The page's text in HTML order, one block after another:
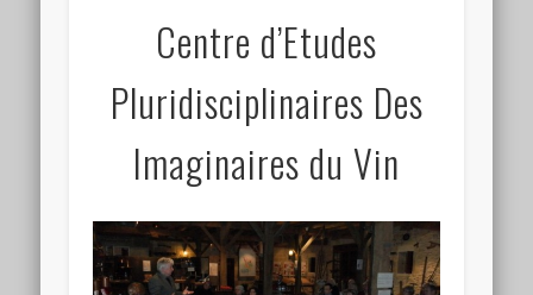
Centre d’Etudes
Pluridisciplinaires Des
Imaginaires du Vin